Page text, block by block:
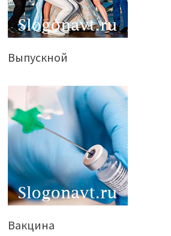
Выпускной
Вакцина